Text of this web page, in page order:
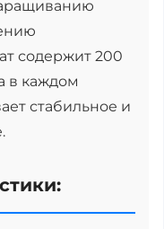
содержит 200
в каждом
стабильное и